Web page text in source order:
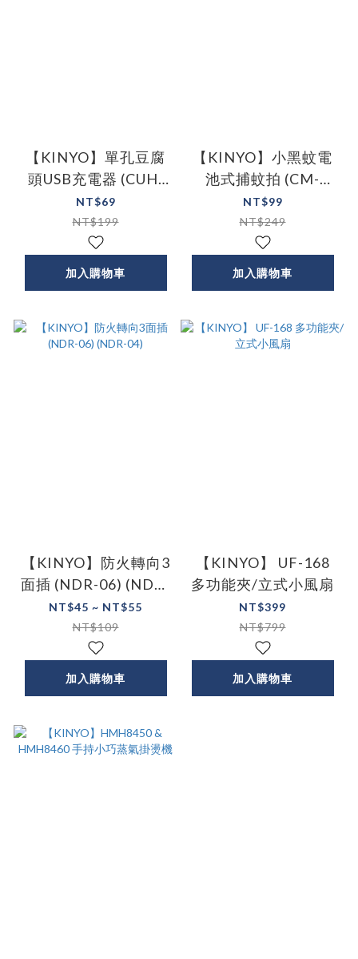
【KINYO】單孔豆腐
頭USB充電器 (CUH-
20)
NT$69
NT$199
加入購物車
【KINYO】小黑蚊電
池式捕蚊拍 (CM-
2211)
NT$99
NT$249
加入購物車
【KINYO】防火轉向3
面插 (NDR-06) (NDR-
04)
NT$45 ~ NT$55
NT$109
加入購物車
【KINYO】 UF-168
多功能夾/立式小風扇
NT$399
NT$799
加入購物車